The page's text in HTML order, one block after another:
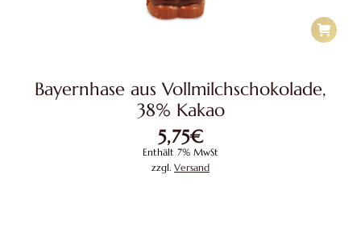
Bayernhase aus Vollmilchschokolade,
38% Kakao
5,75€
Enthält 7% MwSt
zzgl. Versand